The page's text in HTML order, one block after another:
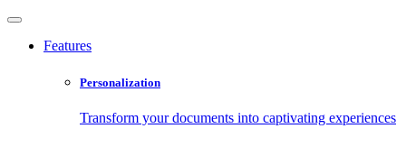
Features
Personalization
Transform your documents into captivating experiences